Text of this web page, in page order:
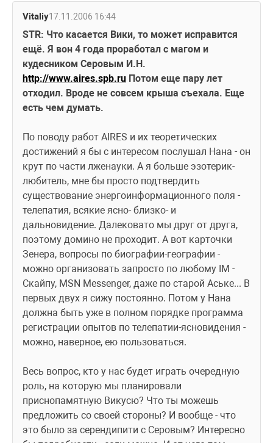
Vitaliy17.11.2006 16:44
STR: Что касается Вики, то может исправится
ещё. Я вон 4 года проработал с магом и
http://www.aires.spb.ru Потом еще пару лет
отходил. Вроде не совсем крыша съехала. Еще
есть чем думать.
По поводу работ AIRES и их теоретических
достижений я бы с интересом послушал Нана - он
крут по части лженауки. А я больше эзотерик-
любитель, мне бы просто подтвердить
существование энергоинформационного поля -
телепатия, всякие ясно- близко- и
дальновидение. Далековато мы друг от друга,
поэтому домино не проходит. А вот карточки
Зенера, вопросы по биографии-географии -
можно организовать запросто по любому IM -
Скайпу, MSN Messenger, даже по старой Аське... В
первых двух я сижу постоянно. Потом у Нана
должна быть уже в полном порядке программа
регистрации опытов по телепатии-ясновидения -
можно, наверное, ею пользоваться.
Весь вопрос, кто у нас будет играть очередную
роль, на которую мы планировали
приснопамятную Викусю? Что ты можешь
предложить со своей стороны? И вообще - что
это было за серендипити с Серовым? Интересно